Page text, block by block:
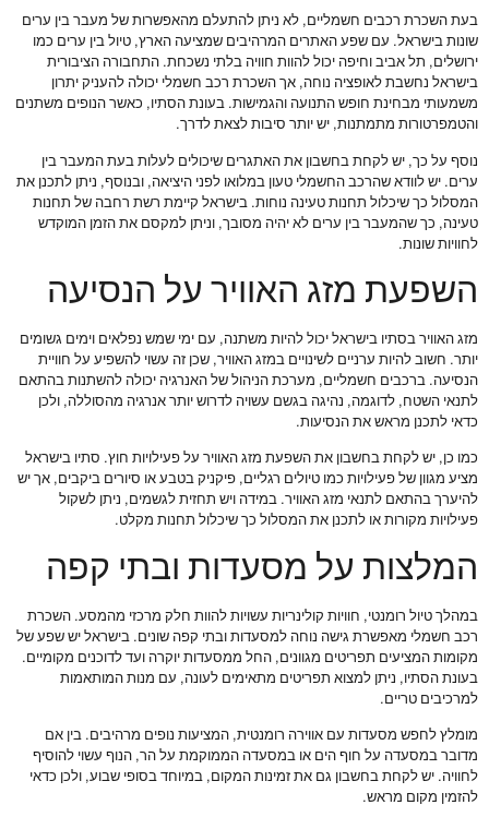
בעת השכרת רכבים חשמליים, לא ניתן להתעלם מהאפשרות של מעבר בין ערים
שונות בישראל. עם שפע האתרים המרהיבים שמציעה הארץ, טיול בין ערים כמו
ירושלים, תל אביב וחיפה יכול להוות חוויה בלתי נשכחת. התחבורה הציבורית
בישראל נחשבת לאופציה נוחה, אך השכרת רכב חשמלי יכולה להעניק יתרון
משמעותי מבחינת חופש התנועה והגמישות. בעונת הסתיו, כאשר הנופים משתנים
והטמפרטורות מתמתנות, יש יותר סיבות לצאת לדרך.
נוסף על כך, יש לקחת בחשבון את האתגרים שיכולים לעלות בעת המעבר בין
ערים. יש לוודא שהרכב החשמלי טעון במלואו לפני היציאה, ובנוסף, ניתן לתכנן את
המסלול כך שיכלול תחנות טעינה נוחות. בישראל קיימת רשת רחבה של תחנות
טעינה, כך שהמעבר בין ערים לא יהיה מסובך, וניתן למקסם את הזמן המוקדש
לחוויות שונות.
השפעת מזג האוויר על הנסיעה
מזג האוויר בסתיו בישראל יכול להיות משתנה, עם ימי שמש נפלאים וימים גשומים
יותר. חשוב להיות ערניים לשינויים במזג האוויר, שכן זה עשוי להשפיע על חוויית
הנסיעה. ברכבים חשמליים, מערכת הניהול של האנרגיה יכולה להשתנות בהתאם
לתנאי השטח, לדוגמה, נהיגה בגשם עשויה לדרוש יותר אנרגיה מהסוללה, ולכן
כדאי לתכנן מראש את הנסיעות.
כמו כן, יש לקחת בחשבון את השפעת מזג האוויר על פעילויות חוץ. סתיו בישראל
מציע מגוון של פעילויות כמו טיולים רגליים, פיקניק בטבע או סיורים ביקבים, אך יש
להיערך בהתאם לתנאי מזג האוויר. במידה ויש תחזית לגשמים, ניתן לשקול
פעילויות מקורות או לתכנן את המסלול כך שיכלול תחנות מקלט.
המלצות על מסעדות ובתי קפה
במהלך טיול רומנטי, חוויות קולינריות עשויות להוות חלק מרכזי מהמסע. השכרת
רכב חשמלי מאפשרת גישה נוחה למסעדות ובתי קפה שונים. בישראל יש שפע של
מקומות המציעים תפריטים מגוונים, החל ממסעדות יוקרה ועד לדוכנים מקומיים.
בעונת הסתיו, ניתן למצוא תפריטים מתאימים לעונה, עם מנות המותאמות
למרכיבים טריים.
מומלץ לחפש מסעדות עם אווירה רומנטית, המציעות נופים מרהיבים. בין אם
מדובר במסעדה על חוף הים או במסעדה הממוקמת על הר, הנוף עשוי להוסיף
לחוויה. יש לקחת בחשבון גם את זמינות המקום, במיוחד בסופי שבוע, ולכן כדאי
להזמין מקום מראש.